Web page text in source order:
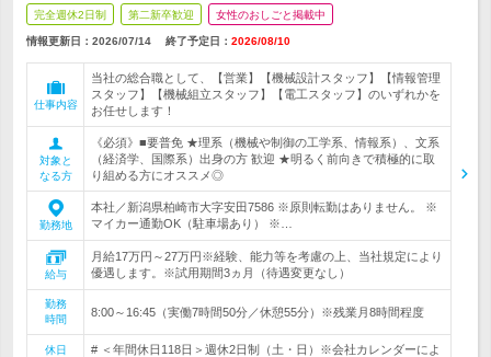
完全週休2日制 第二新卒歓迎 女性のおしごと掲載中
情報更新日：2026/07/14 終了予定日： 2026/08/10
仕事内容
当社の総合職として、【営業】【機械設計スタッフ】【情報管理
スタッフ】【機械組立スタッフ】【電工スタッフ】のいずれかを
お任せします！
対象と
なる方
《必須》■要普免 ★理系（機械や制御の工学系、情報系）、文系
（経済学、国際系）出身の方 歓迎 ★明るく前向きで積極的に取
り組める方にオススメ◎
勤務地
本社／新潟県柏崎市大字安田7586 ※原則転勤はありません。 ※
マイカー通勤OK（駐車場あり） ※…
給与
月給17万円～27万円※経験、能力等を考慮の上、当社規定により
優遇します。※試用期間3ヵ月（待遇変更なし）
勤務
時間
8:00～16:45（実働7時間50分／休憩55分）※残業月8時間程度
休日
# ＜年間休日118日＞週休2日制（土・日）※会社カレンダーによ